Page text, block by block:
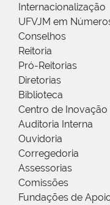
Internacionalização
UFVJM em
Conselhos
Reitoria
Pró-Reitorias
Diretorias
Biblioteca
Centro de
Auditoria Interna
Ouvidoria
Corregedoria
Assessorias
Comissões
Fundações de